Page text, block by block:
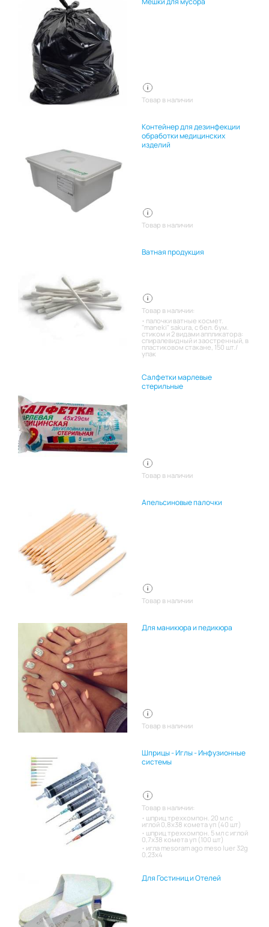
Товар в наличии
Контейнер для дезинфекции
обработки медицинских
изделий
Товар в наличии
Ватная продукция
Товар в наличии:
палочки ватные космет.
"maneki" sakura, с бел. бум.
стиком и 2 видами аппликатора:
спиралевидный и заостренный, в
пластиковом стакане, 150 шт./
упак
Салфетки марлевые
стерильные
Товар в наличии
Апельсиновые палочки
Товар в наличии
Для маникюра и педикюра
Товар в наличии
Шприцы - Иглы - Инфузионные
системы
Товар в наличии:
шприц трехкомпон. 20 мл с
иглой 0,8х38 комета уп (40 шт)
шприц трехкомпон. 5 мл с иглой
0,7х38 комета уп (100 шт)
игла mesoram ago meso luer 32g
0,23x4
Для Гостиниц и Отелей